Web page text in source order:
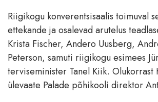
Riigikogu konverentsisaalis toimuval
ettekande ja osalevad arutelus
Krista Fischer, Andero Uusberg,
Peterson, samuti riigikogu esimees
terviseminister Tanel Kiik. Olukorrast
ülevaate Palade põhikooli direktor